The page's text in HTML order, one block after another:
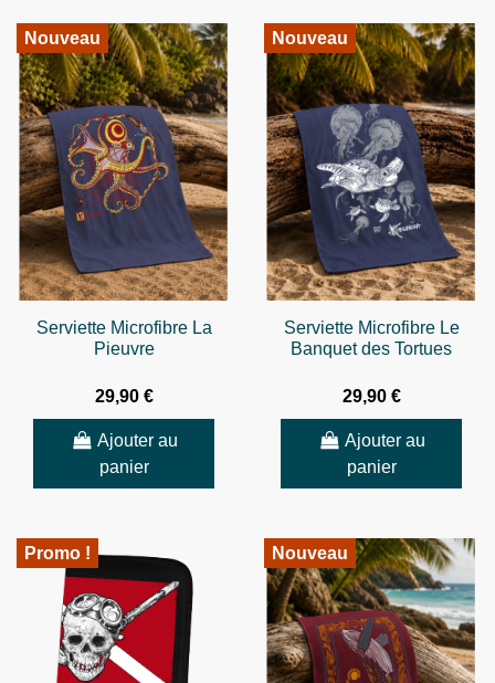
Nouveau
Serviette Microfibre La
Pieuvre
29,90 €
Ajouter au
panier
Nouveau
Serviette Microfibre Le
Banquet des Tortues
29,90 €
Ajouter au
panier
Promo ! Nouveau